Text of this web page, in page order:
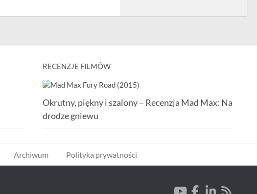
RECENZJE FILMÓW
Okrutny, piękny i szalony – Recenzja Mad Max: Na
drodze gniewu
Archiwum Polityka prywatności